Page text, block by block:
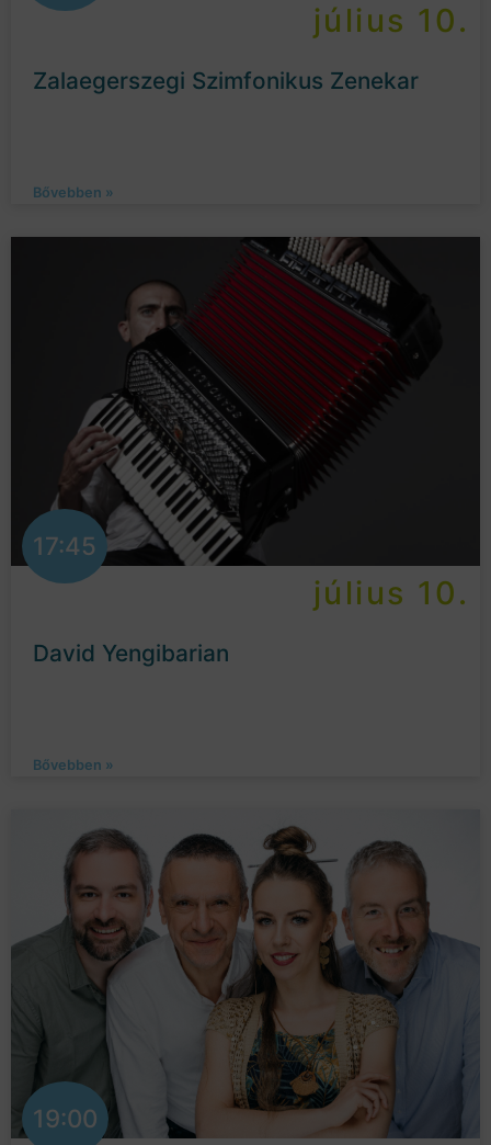
július 10.
Zalaegerszegi Szimfonikus Zenekar
Bővebben »
17:45
július 10.
David Yengibarian
Bővebben »
19:00